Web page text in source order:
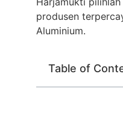
produsen
Aluminium.
Table of